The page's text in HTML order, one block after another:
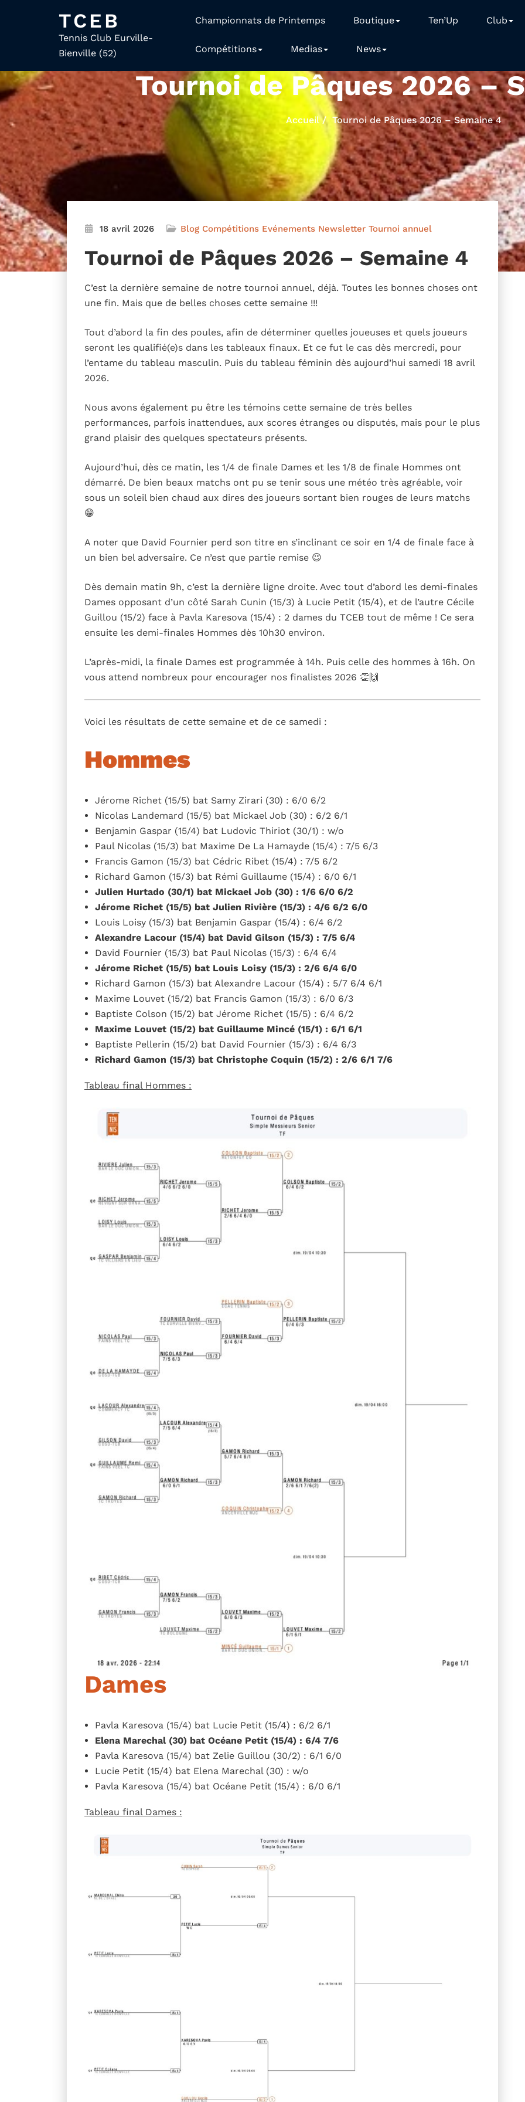
TCEB
Tennis Club Eurville-
Bienville (52)
Championnats de Printemps Boutique Ten’Up Club
Compétitions Medias News
Tournoi de Pâques 2026 –
Accueil Tournoi de Pâques 2026 – Semaine 4
18 avril 2026 Blog Compétitions Evénements Newsletter Tournoi annuel
Tournoi de Pâques 2026 – Semaine 4
C’est la dernière semaine de notre tournoi annuel, déjà. Toutes les bonnes choses ont
une fin. Mais que de belles choses cette semaine !!!
Tout d’abord la fin des poules, afin de déterminer quelles joueuses et quels joueurs
seront les qualifié(e)s dans les tableaux finaux. Et ce fut le cas dès mercredi, pour
l’entame du tableau masculin. Puis du tableau féminin dès aujourd’hui samedi 18 avril
2026.
Nous avons également pu être les témoins cette semaine de très belles
performances, parfois inattendues, aux scores étranges ou disputés, mais pour le plus
grand plaisir des quelques spectateurs présents.
Aujourd’hui, dès ce matin, les 1/4 de finale Dames et les 1/8 de finale Hommes ont
démarré. De bien beaux matchs ont pu se tenir sous une météo très agréable, voir
sous un soleil bien chaud aux dires des joueurs sortant bien rouges de leurs matchs
😁
A noter que David Fournier perd son titre en s’inclinant ce soir en 1/4 de finale face à
un bien bel adversaire. Ce n’est que partie remise 😉
Dès demain matin 9h, c’est la dernière ligne droite. Avec tout d’abord les demi-finales
Dames opposant d’un côté Sarah Cunin (15/3) à Lucie Petit (15/4), et de l’autre Cécile
Guillou (15/2) face à Pavla Karesova (15/4) : 2 dames du TCEB tout de même ! Ce sera
ensuite les demi-finales Hommes dès 10h30 environ.
L’après-midi, la finale Dames est programmée à 14h. Puis celle des hommes à 16h. On
vous attend nombreux pour encourager nos finalistes 2026 👏🙌
Voici les résultats de cette semaine et de ce samedi :
Hommes
Jérome Richet (15/5) bat Samy Zirari (30) : 6/0 6/2
Nicolas Landemard (15/5) bat Mickael Job (30) : 6/2 6/1
Benjamin Gaspar (15/4) bat Ludovic Thiriot (30/1) : w/o
Paul Nicolas (15/3) bat Maxime De La Hamayde (15/4) : 7/5 6/3
Francis Gamon (15/3) bat Cédric Ribet (15/4) : 7/5 6/2
Richard Gamon (15/3) bat Rémi Guillaume (15/4) : 6/0 6/1
Julien Hurtado (30/1) bat Mickael Job (30) : 1/6 6/0 6/2
Jérome Richet (15/5) bat Julien Rivière (15/3) : 4/6 6/2 6/0
Louis Loisy (15/3) bat Benjamin Gaspar (15/4) : 6/4 6/2
Alexandre Lacour (15/4) bat David Gilson (15/3) : 7/5 6/4
David Fournier (15/3) bat Paul Nicolas (15/3) : 6/4 6/4
Jérome Richet (15/5) bat Louis Loisy (15/3) : 2/6 6/4 6/0
Richard Gamon (15/3) bat Alexandre Lacour (15/4) : 5/7 6/4 6/1
Maxime Louvet (15/2) bat Francis Gamon (15/3) : 6/0 6/3
Baptiste Colson (15/2) bat Jérome Richet (15/5) : 6/4 6/2
Maxime Louvet (15/2) bat Guillaume Mincé (15/1) : 6/1 6/1
Baptiste Pellerin (15/2) bat David Fournier (15/3) : 6/4 6/3
Richard Gamon (15/3) bat Christophe Coquin (15/2) : 2/6 6/1 7/6
Tableau final Hommes :
Dames
Pavla Karesova (15/4) bat Lucie Petit (15/4) : 6/2 6/1
Elena Marechal (30) bat Océane Petit (15/4) : 6/4 7/6
Pavla Karesova (15/4) bat Zelie Guillou (30/2) : 6/1 6/0
Lucie Petit (15/4) bat Elena Marechal (30) : w/o
Pavla Karesova (15/4) bat Océane Petit (15/4) : 6/0 6/1
Tableau final Dames :